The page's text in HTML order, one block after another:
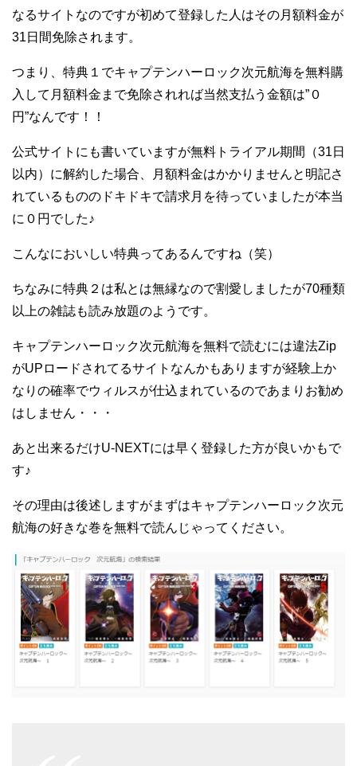
なるサイトなのですが初めて登録した人はその月額料金が
31日間免除されます。
つまり、特典１でキャプテンハーロック次元航海を無料購
入して月額料金まで免除されれば当然支払う金額は”０
円”なんです！！
公式サイトにも書いていますが無料トライアル期間（31日
以内）に解約した場合、月額料金はかかりませんと明記さ
れているもののドキドキで請求月を待っていましたが本当
に０円でした♪
こんなにおいしい特典ってあるんですね（笑）
ちなみに特典２は私とは無縁なので割愛しましたが70種類
以上の雑誌も読み放題のようです。
キャプテンハーロック次元航海を無料で読むには違法Zip
がUPロードされてるサイトなんかもありますが経験上か
なりの確率でウィルスが仕込まれているのであまりお勧め
はしません・・・
あと出来るだけU-NEXTには早く登録した方が良いかもで
す♪
その理由は後述しますがまずはキャプテンハーロック次元
航海の好きな巻を無料で読んじゃってください。